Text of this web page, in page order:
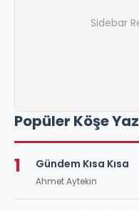
Sidebar
Popüler Köşe
1 Gündem Kısa Kısa
Ahmet Aytekin